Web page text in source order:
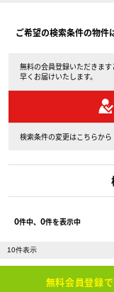
ご希望の検索条件の物件
無料の会員登録いただきま
早くお届けいたします。
検索条件の変更はこちらから
0件中、 0件を表示中
無料会員登録で